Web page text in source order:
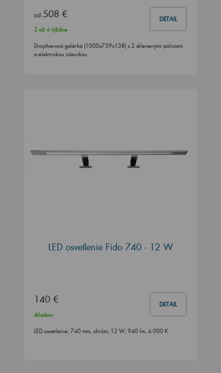
od 508 € DETAIL
2 až 4 týždne
Dvojdverová galérka (1000x739x138) s 2 sklenenými policami
a elektrickou zásuvkou
LED osvetlenie Fido 740 - 12 W
140 € DETAIL
skladom
LED osvetlenie, 740 mm, chróm, 12 W, 940 lm, 4 000 K